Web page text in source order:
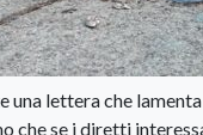
lettera che
che se i diretti